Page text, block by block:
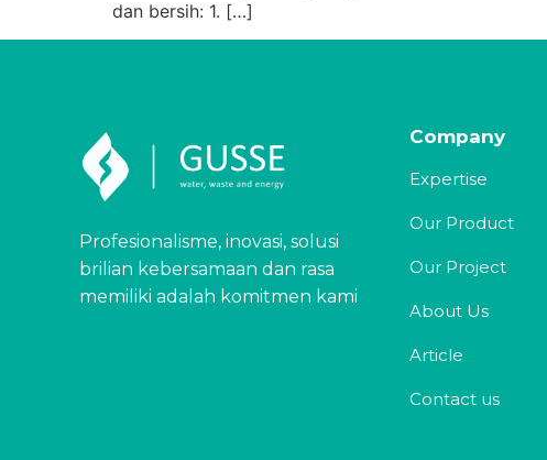
dan bersih: 1. […]
Profesionalisme, inovasi, solusi
brilian kebersamaan dan rasa
memiliki adalah komitmen kami
Company
Expertise
Our Product
Our Project
About Us
Article
Contact us